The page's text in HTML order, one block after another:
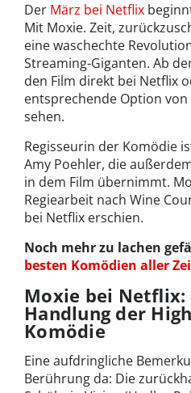
Der März bei Netflix
Mit Moxie. Zeit,
eine waschechte
Streaming-Giganten. Ab
den Film direkt bei Netflix
entsprechende Option von
sehen.
Regisseurin der Komödie
Amy Poehler, die
in dem Film übernimmt.
Regiearbeit nach Wine
bei Netflix erschien.
Noch mehr zu lachen
besten Komödien aller
Moxie bei Netflix:
Handlung der
Komödie
Eine aufdringliche
Berührung da: Die